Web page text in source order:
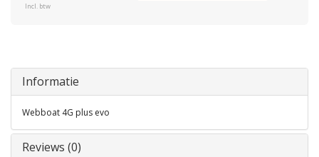
Incl. btw
Informatie
Webboat 4G plus evo
Reviews (0)